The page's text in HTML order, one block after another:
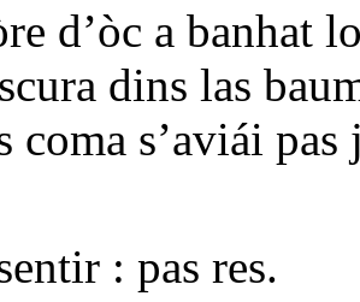
d’òc a banhat
dins las
coma s’aviái
: pas res.